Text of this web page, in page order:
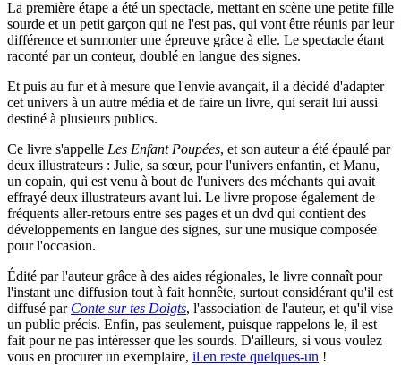
La première étape a été un spectacle, mettant en scène une petite fille
sourde et un petit garçon qui ne l'est pas, qui vont être réunis par leur
différence et surmonter une épreuve grâce à elle. Le spectacle étant
raconté par un conteur, doublé en langue des signes.
Et puis au fur et à mesure que l'envie avançait, il a décidé d'adapter
cet univers à un autre média et de faire un livre, qui serait lui aussi
destiné à plusieurs publics.
Ce livre s'appelle Les Enfant Poupées, et son auteur a été épaulé par
deux illustrateurs : Julie, sa sœur, pour l'univers enfantin, et Manu,
un copain, qui est venu à bout de l'univers des méchants qui avait
effrayé deux illustrateurs avant lui. Le livre propose également de
fréquents aller-retours entre ses pages et un dvd qui contient des
développements en langue des signes, sur une musique composée
pour l'occasion.
Édité par l'auteur grâce à des aides régionales, le livre connaît pour
l'instant une diffusion tout à fait honnête, surtout considérant qu'il est
diffusé par Conte sur tes Doigts, l'association de l'auteur, et qu'il vise
un public précis. Enfin, pas seulement, puisque rappelons le, il est
fait pour ne pas intéresser que les sourds. D'ailleurs, si vous voulez
vous en procurer un exemplaire, il en reste quelques-un !